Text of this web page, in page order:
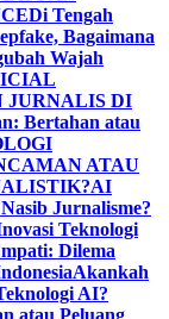
Di Tengah
Bagaimana
Wajah
JURNALIS DI
Bertahan atau
ATAU
AI
Jurnalisme?
Teknologi
Dilema
Akankah
AI?